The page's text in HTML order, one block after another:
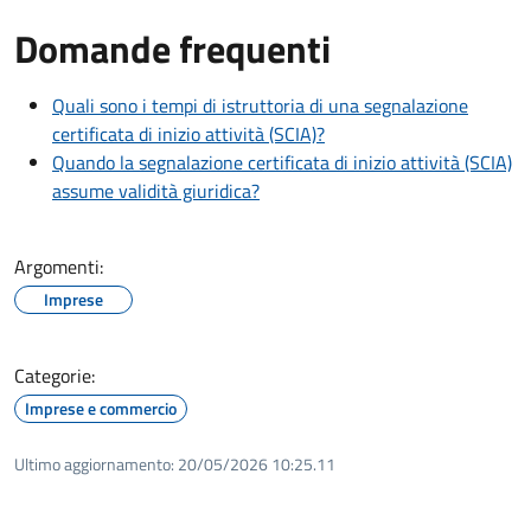
Domande frequenti
Quali sono i tempi di istruttoria di una segnalazione
certificata di inizio attività (SCIA)?
Quando la segnalazione certificata di inizio attività (SCIA)
assume validità giuridica?
Argomenti:
Imprese
Categorie:
Imprese e commercio
Ultimo aggiornamento: 20/05/2026 10:25.11